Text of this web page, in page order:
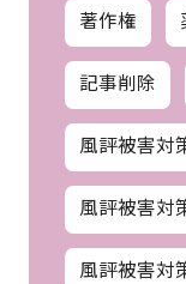
著作権
記事削除
風評被害対
風評被害対
風評被害対